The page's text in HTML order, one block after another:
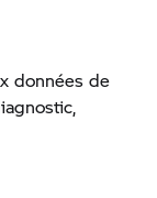
données de